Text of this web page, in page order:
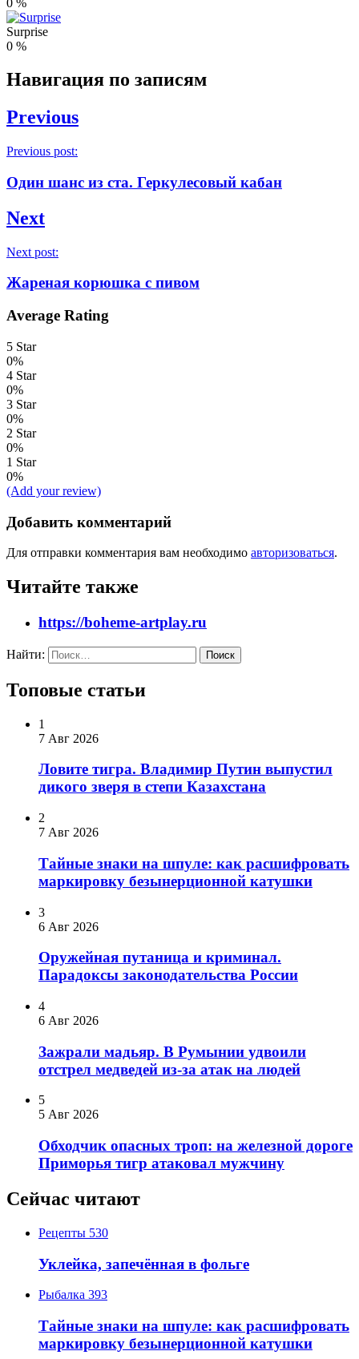
Surprise
0 %
Навигация по записям
Previous
Previous post:
Один шанс из ста. Геркулесовый кабан
Next
Next post:
Жареная корюшка с пивом
Average Rating
5 Star
0%
4 Star
0%
3 Star
0%
2 Star
0%
1 Star
0%
(Add your review)
Добавить комментарий
Для отправки комментария вам необходимо авторизоваться.
Читайте также
https://boheme-artplay.ru
Найти:
Топовые статьи
1
7 Авг 2026
Ловите тигра. Владимир Путин выпустил
дикого зверя в степи Казахстана
2
7 Авг 2026
Тайные знаки на шпуле: как расшифровать
маркировку безынерционной катушки
3
6 Авг 2026
Оружейная путаница и криминал.
Парадоксы законодательства России
4
6 Авг 2026
Зажрали мадьяр. В Румынии удвоили
отстрел медведей из-за атак на людей
5
5 Авг 2026
Обходчик опасных троп: на железной дороге
Приморья тигр атаковал мужчину
Сейчас читают
Рецепты 530
Уклейка, запечённая в фольге
Рыбалка 393
Тайные знаки на шпуле: как расшифровать
маркировку безынерционной катушки